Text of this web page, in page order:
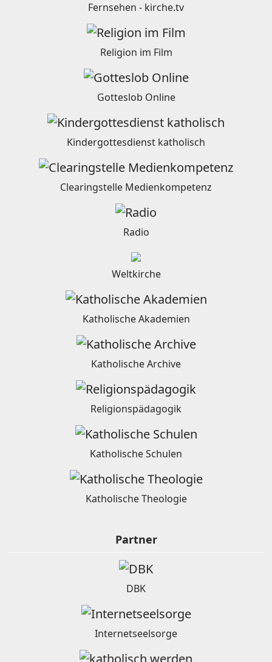
Fernsehen - kirche.tv
Religion im Film
Gotteslob Online
Kindergottesdienst katholisch
Clearingstelle Medienkompetenz
Radio
Weltkirche
Katholische Akademien
Katholische Archive
Religionspädagogik
Katholische Schulen
Katholische Theologie
Partner
DBK
Internetseelsorge